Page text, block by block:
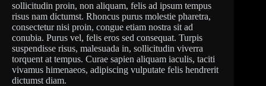
sollicitudin proin, non aliquam, felis ad ipsum tempus
risus nam dictumst. Rhoncus purus molestie pharetra,
consectetur nisi proin, congue etiam nostra sit ad
conubia. Purus vel, felis eros sed consequat. Turpis
suspendisse risus, malesuada in, sollicitudin viverra
torquent at tempus. Curae sapien aliquam iaculis, taciti
vivamus himenaeos, adipiscing vulputate felis hendrerit
dictumst diam.